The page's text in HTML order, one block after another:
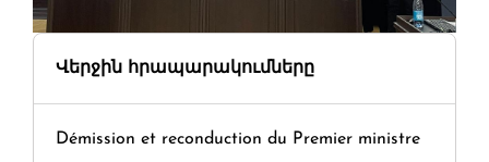
Վերջին հրապարակումները
Démission et reconduction du Premier ministre